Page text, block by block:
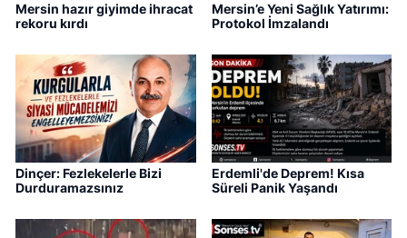
Mersin hazır giyimde ihracat
rekoru kırdı
Mersin’e Yeni Sağlık Yatırımı:
Protokol İmzalandı
Dinçer: Fezlekelerle Bizi
Durduramazsınız
Erdemli'de Deprem! Kısa
Süreli Panik Yaşandı